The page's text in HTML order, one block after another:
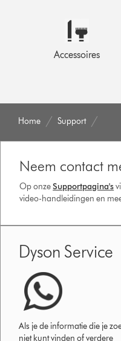
Accessoires
Home Support
Neem contact
Op onzeSupportpagina's
video-handleidingen en
Dyson Service
Als je de informatie die je
niet kunt vinden of verdere